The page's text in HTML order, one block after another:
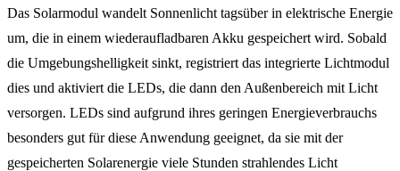
Das Solarmodul wandelt Sonnenlicht tagsüber in elektrische Energie
um, die in einem wiederaufladbaren Akku gespeichert wird. Sobald
die Umgebungshelligkeit sinkt, registriert das integrierte Lichtmodul
dies und aktiviert die LEDs, die dann den Außenbereich mit Licht
versorgen. LEDs sind aufgrund ihres geringen Energieverbrauchs
besonders gut für diese Anwendung geeignet, da sie mit der
gespeicherten Solarenergie viele Stunden strahlendes Licht